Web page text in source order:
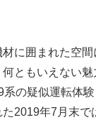
に囲まれた空
ともいえない魅
系の疑似運転体
2019年7月末で